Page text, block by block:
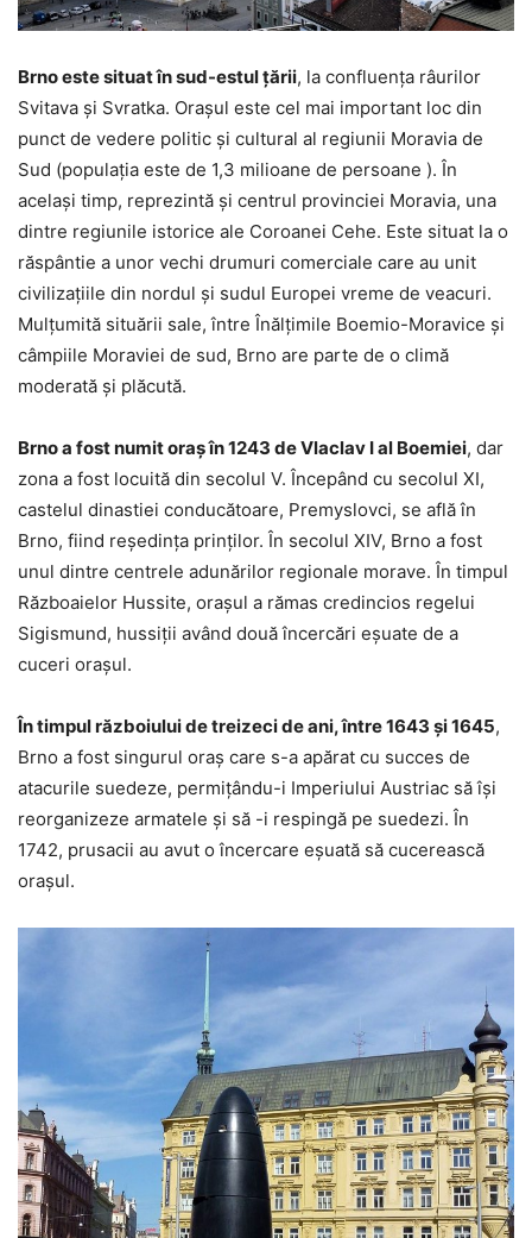
Brno este situat în sud-estul țării, la confluența râurilor
Svitava și Svratka. Orașul este cel mai important loc din
punct de vedere politic și cultural al regiunii Moravia de
Sud (populația este de 1,3 milioane de persoane ). În
același timp, reprezintă și centrul provinciei Moravia, una
dintre regiunile istorice ale Coroanei Cehe. Este situat la o
răspântie a unor vechi drumuri comerciale care au unit
civilizațiile din nordul și sudul Europei vreme de veacuri.
Mulțumită situării sale, între Înălțimile Boemio-Moravice și
câmpiile Moraviei de sud, Brno are parte de o climă
moderată și plăcută.
Brno a fost numit oraș în 1243 de Vlaclav I al Boemiei, dar
zona a fost locuită din secolul V. Începând cu secolul XI,
castelul dinastiei conducătoare, Premyslovci, se află în
Brno, fiind reședința prinților. În secolul XIV, Brno a fost
unul dintre centrele adunărilor regionale morave. În timpul
Războaielor Hussite, orașul a rămas credincios regelui
Sigismund, hussiții având două încercări eșuate de a
cuceri orașul.
În timpul războiului de treizeci de ani, între 1643 și 1645,
Brno a fost singurul oraș care s-a apărat cu succes de
atacurile suedeze, permițându-i Imperiului Austriac să își
reorganizeze armatele și să -i respingă pe suedezi. În
1742, prusacii au avut o încercare eșuată să cucerească
orașul.